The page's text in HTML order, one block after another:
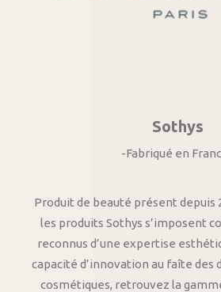
Sothys
-Fabriqué en
Produit de beauté présent depuis
les produits Sothys s’imposent
reconnus d’une expertise
capacité d’innovation au faîte des
cosmétiques, retrouvez la